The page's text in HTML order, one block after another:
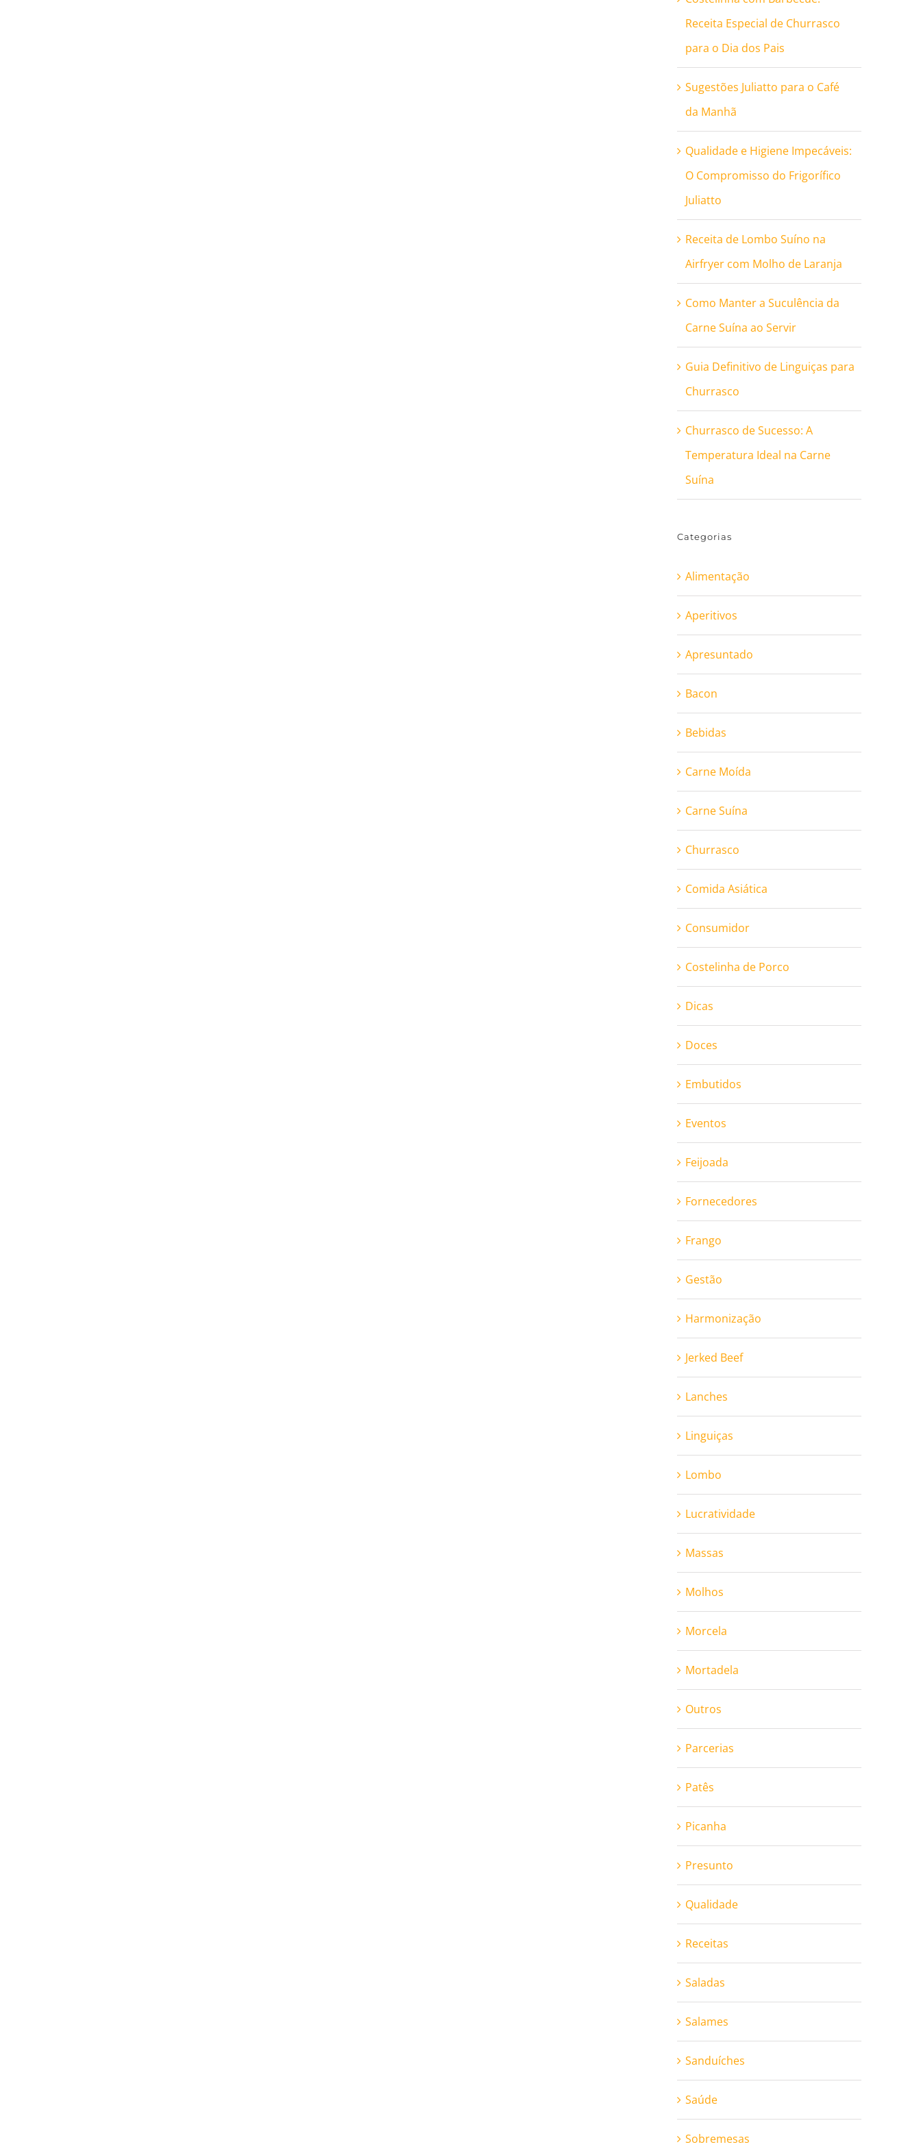
Receita Especial de Churrasco
para o Dia dos Pais
Sugestões Juliatto para o Café
da Manhã
Qualidade e Higiene Impecáveis:
O Compromisso do Frigorífico
Juliatto
Receita de Lombo Suíno na
Airfryer com Molho de Laranja
Como Manter a Suculência da
Carne Suína ao Servir
Guia Definitivo de Linguiças para
Churrasco
Churrasco de Sucesso: A
Temperatura Ideal na Carne
Suína
Categorias
Alimentação
Aperitivos
Apresuntado
Bacon
Bebidas
Carne Moída
Carne Suína
Churrasco
Comida Asiática
Consumidor
Costelinha de Porco
Dicas
Doces
Embutidos
Eventos
Feijoada
Fornecedores
Frango
Gestão
Harmonização
Jerked Beef
Lanches
Linguiças
Lombo
Lucratividade
Massas
Molhos
Morcela
Mortadela
Outros
Parcerias
Patês
Picanha
Presunto
Qualidade
Receitas
Saladas
Salames
Sanduíches
Saúde
Sobremesas